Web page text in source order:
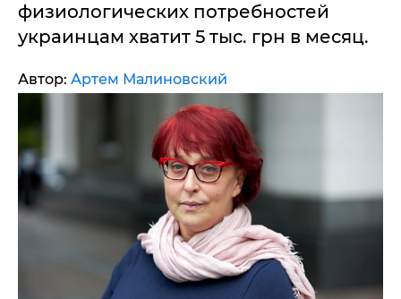
физиологических потребностей
украинцам хватит 5 тыс. грн в месяц.
Автор: Артем Малиновский